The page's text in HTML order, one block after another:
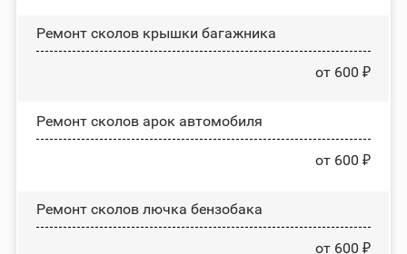
Ремонт сколов крышки багажника
от 600 ₽
Ремонт сколов арок автомобиля
от 600 ₽
Ремонт сколов лючка бензобака
от 600 ₽